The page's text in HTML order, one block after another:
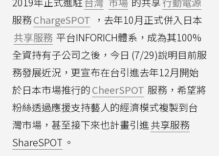
服務ChargeSPOT ，去年10月正式併入日本
共享服務 平台INFORICH體系，成為其100%
全資持有子公司之後，今日 (7/29)說明目前服
務發展近況，更宣布在台引進去年12月開始
於日本市場推行的CheerSPOT 服務，希望將
粉絲透過應援支持藝人的經濟模式複製到台
灣市場，甚至接下來也計畫引進共享服務
ShareSPOT 。